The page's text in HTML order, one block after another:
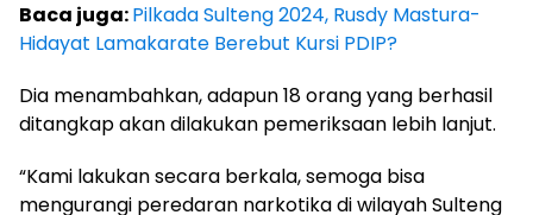
Baca juga:Pilkada Sulteng 2024, Rusdy Mastura-
Hidayat Lamakarate Berebut Kursi PDIP?
Dia menambahkan, adapun 18 orang yang berhasil
ditangkap akan dilakukan pemeriksaan lebih lanjut.
“Kami lakukan secara berkala, semoga bisa
mengurangi peredaran narkotika di wilayah Sulteng